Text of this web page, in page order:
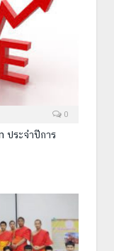
0
ประจำปีการ